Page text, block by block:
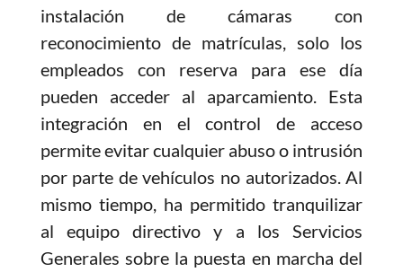
instalación de cámaras con
reconocimiento de matrículas, solo los
empleados con reserva para ese día
pueden acceder al aparcamiento. Esta
integración en el control de acceso
permite evitar cualquier abuso o intrusión
por parte de vehículos no autorizados. Al
mismo tiempo, ha permitido tranquilizar
al equipo directivo y a los Servicios
Generales sobre la puesta en marcha del